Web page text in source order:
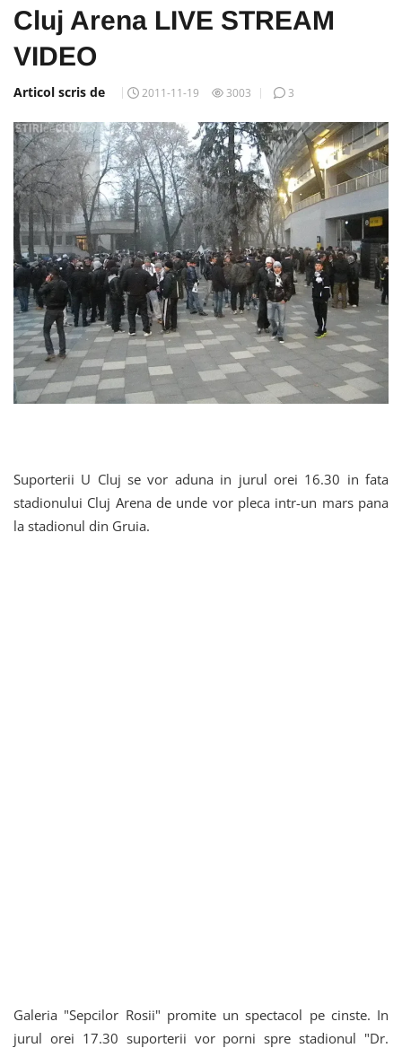
Cluj Arena LIVE STREAM
VIDEO
Articol scris de 2011-11-19 3003 3
Suporterii U Cluj se vor aduna in jurul orei 16.30 in fata
stadionului Cluj Arena de unde vor pleca intr-un mars pana
la stadionul din Gruia.
Galeria "Sepcilor Rosii" promite un spectacol pe cinste. In
jurul orei 17.30 suporterii vor porni spre stadionul "Dr.